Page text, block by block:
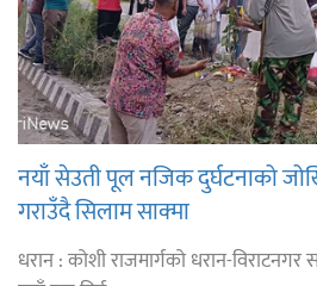
नयाँ सेउती पूल नजिक दुर्घटनाको
गराउँदै सिलाम साक्मा
धरान : कोशी राजमार्गको धरान-